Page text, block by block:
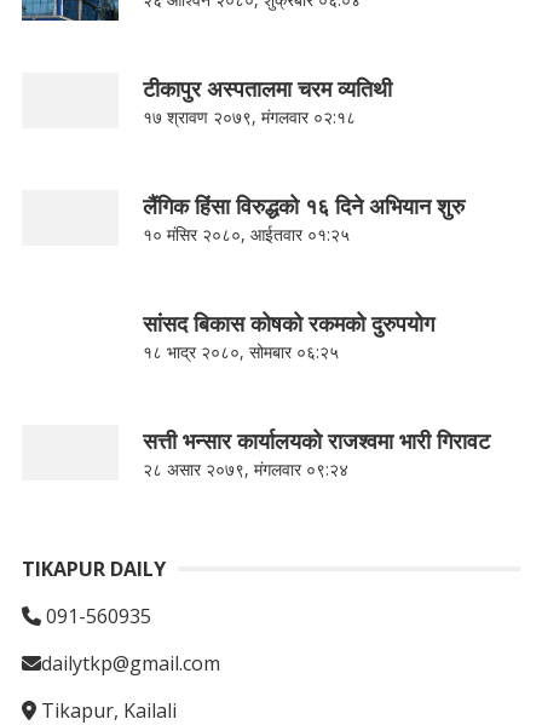
टीकापुर अस्पतालमा चरम व्यतिथी
१७ श्रावण २०७९, मंगलवार ०२:१८
लैंगिक हिंसा विरुद्धको १६ दिने अभियान शुरु
१० मंसिर २०८०, आईतवार ०१:२५
सांसद बिकास कोषको रकमको दुरुपयोग
१८ भाद्र २०८०, सोमबार ०६:२५
सत्ती भन्सार कार्यालयको राजश्वमा भारी गिरावट
२८ असार २०७९, मंगलवार ०९:२४
TIKAPUR DAILY
091-560935
dailytkp@gmail.com
Tikapur, Kailali